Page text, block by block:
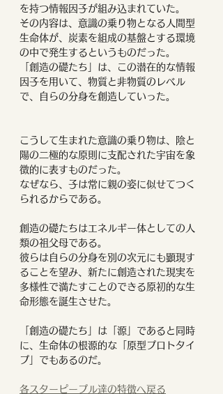
を持つ情報因子が組み込まれていた。
その内容は、意識の乗り物となる人間型
生命体が、炭素を組成の基盤とする環境
の中で発生するというものだった。
「創造の礎たち」は、この潜在的な情報
因子を用いて、物質と非物質のレベル
で、自らの分身を創造していった。
こうして生まれた意識の乗り物は、陰と
陽の二極的な原則に支配された宇宙を象
徴的に表すものだった。
なぜなら、子は常に親の姿に似せてつく
られるからである。
創造の礎たちはエネルギー体としての人
類の祖父母である。
彼らは自らの分身を別の次元にも顕現す
ることを望み、新たに創造された現実を
多様性で満たすことのできる原初的な生
命形態を誕生させた。
「創造の礎たち」は「源」であると同時
に、生命体の根源的な「原型プロトタイ
プ」でもあるのだ。
各スターピープル達の特徴へ戻る